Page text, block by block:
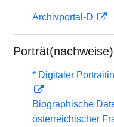
Archivportal-D
Porträt(nachweise)
* Digitaler
Biographische
österreichischer